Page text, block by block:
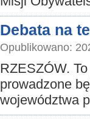
Debata na
Opublikowano:
RZESZÓW.
prowadzone
województwa